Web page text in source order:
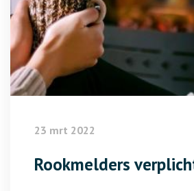
23 mrt 2022
Rookmelders